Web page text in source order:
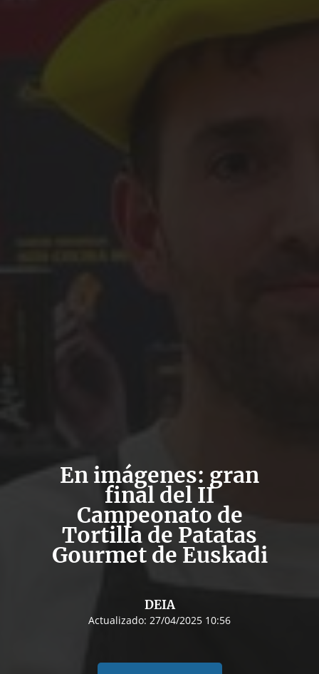
En imágenes: gran
final del II
Campeonato de
Tortilla de Patatas
Gourmet de Euskadi
DEIA
Actualizado: 27/04/2025 10:56